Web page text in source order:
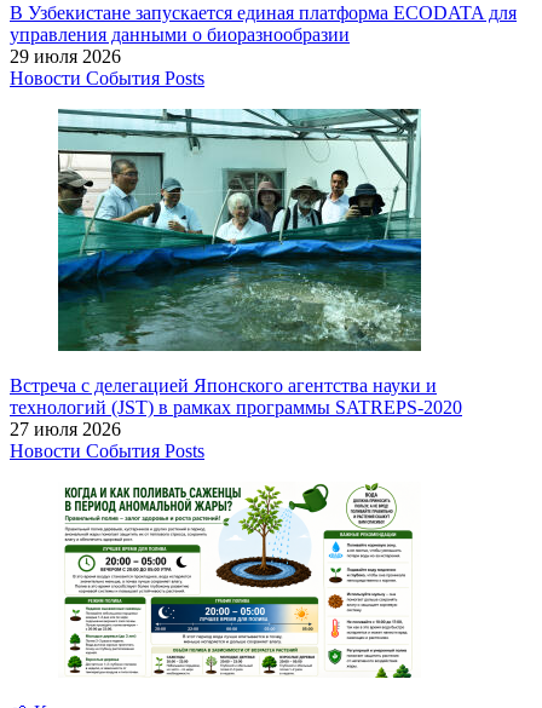
В Узбекистане запускается единая платформа ECODATA для
управления данными о биоразнообразии
29 июля 2026
Новости События Posts
Встреча с делегацией Японского агентства науки и
технологий (JST) в рамках программы SATREPS-2020
27 июля 2026
Новости События Posts